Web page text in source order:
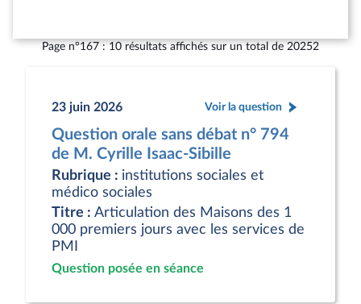
Page n°167 : 10 résultats affichés sur un total de 20252
23 juin 2026 Voir la question
Question orale sans débat n° 794
de M. Cyrille Isaac-Sibille
Rubrique : institutions sociales et
médico sociales
Titre : Articulation des Maisons des 1
000 premiers jours avec les services de
PMI
Question posée en séance